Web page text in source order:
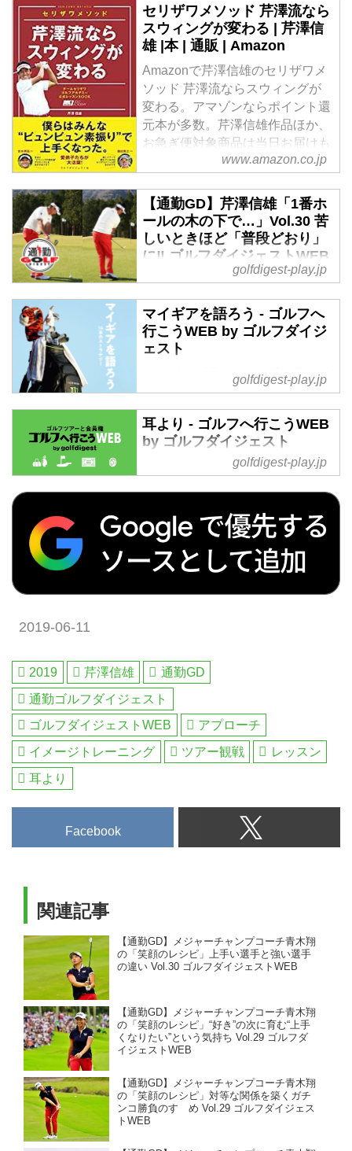
セリザワメソッド 芹澤流なら
スウィングが変わる | 芹澤信
雄 |本 | 通販 | Amazon
Amazonで芹澤信雄のセリザワメ
ソッド 芹澤流ならスウィングが
変わる。アマゾンならポイント還
元本が多数。芹澤信雄作品ほか、
お急ぎ便対象商品は当日お届けも
可能。またセリザワメソッド 芹
マゾン配送商品なら通常配送無
料。
www.amazon.co.jp
【通勤GD】芹澤信雄「1番ホ
ールの木の下で…」Vol.30 苦
しいときほど「普段どおり」
に‼ ゴルフダイジェストWEB
- ゴルフへ行こうWEB by ゴ
調子が良くてベストスコアが出そ
うなときは、ついつい欲張って長
いパー5を2オンさせようとしてみ
られるところを刻んでしまったり
どおり」のプレーをすることが大
事。
golfdigest-play.jp
マイギアを語ろう - ゴルフへ
行こうWEB by ゴルフダイジ
ェスト
マイギアを語ろう の記事一覧 - 沖
縄から北海道まで全国の国内ゴル
フ旅行、ハワイ・北南米・英国・
スコットランド・欧州・タイ・マ
レーシアなど世界中の海外ゴルフ
旅行をご案内。ゴルフ場会員権の
者・アベレージから上級者も楽し
める厳選ゴルフ特集を毎日配信。
編集の目利きが作るゴルフダイジ
ェストの公式総合サイト・ゴルフ
へ行こうWEB by ゴルフダイジェ
golfdigest-play.jp
耳より - ゴルフへ行こうWEB
by ゴルフダイジェスト
耳より の記事一覧 - 沖縄から北海
ンド・欧州・タイ・マレーシアな
ど世界中の海外ゴルフ旅行をご案
内。ゴルフ場会員権の売買、ゴル
フダイジェストだけのお得なメン
バーシップ情報。初心者・アベレ
式総合サイト・ゴルフへ行こう
WEB by ゴルフダイジェスト
golfdigest-play.jp
2019-06-11
2019 芹澤信雄
通勤GD
通勤ゴルフダイジェスト
ゴルフダイジェストWEB
アプローチ
イメージトレーニング
ツアー観戦
レッスン
耳より
Facebook
関連記事
【通勤GD】メジャーチャンプコーチ青木翔
の「笑顔のレシピ」上手い選手と強い選手
の違い Vol.30 ゴルフダイジェストWEB
【通勤GD】メジャーチャンプコーチ青木翔
の「笑顔のレシピ」“好き”の次に育む“上手
くなりたい”という気持ち Vol.29 ゴルフダ
イジェストWEB
【通勤GD】メジャーチャンプコーチ青木翔
の「笑顔のレシピ」対等な関係を築くガチ
ンコ勝負のすゝめ Vol.29 ゴルフダイジェス
トWEB